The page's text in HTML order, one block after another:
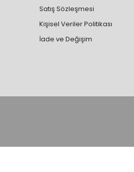
Satış Sözleşmesi
Kişisel Veriler Politikası
İade ve Değişim